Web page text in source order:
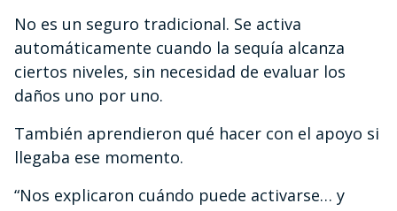
No es un seguro tradicional. Se activa
automáticamente cuando la sequía alcanza
ciertos niveles, sin necesidad de evaluar los
daños uno por uno.
También aprendieron qué hacer con el apoyo si
llegaba ese momento.
“Nos explicaron cuándo puede activarse… y